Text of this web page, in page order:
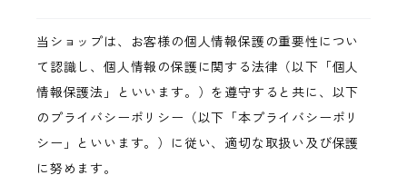
当ショップは、お客様の個人情報保護の重要性につい
て認識し、個人情報の保護に関する法律（以下「個人
情報保護法」といいます。）を遵守すると共に、以下
のプライバシーポリシー（以下「本プライバシーポリ
シー」といいます。）に従い、適切な取扱い及び保護
に努めます。